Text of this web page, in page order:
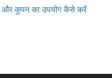
और कूपन का उपयोग कैसे करें